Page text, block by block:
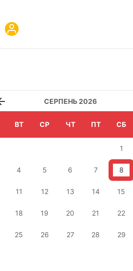
СЕРПЕНЬ 2026
ВТ СР ЧТ ПТ СБ
1
4 5 6 7 8
11 12 13 14 15
18 19 20 21 22
25 26 27 28 29